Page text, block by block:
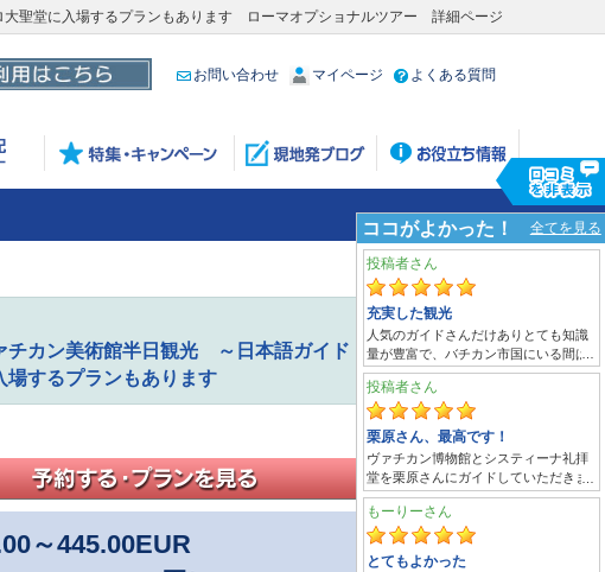
大聖堂に入場するプランもあります ローマオプショナルツアー 詳細ページ
お問い合わせ マイページ よくある質問
チカン美術館半日観光 ～日本語ガイド
場するプランもあります
～445.00EUR